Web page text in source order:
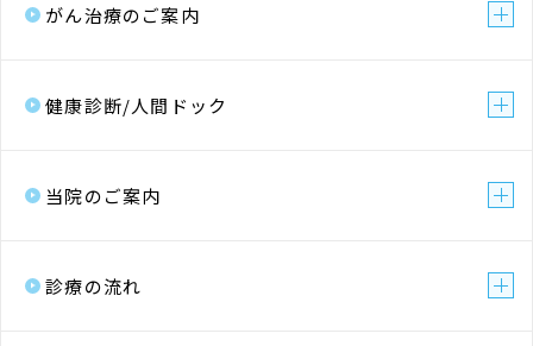
がん治療のご案内
健康診断/人間ドック
当院のご案内
診療の流れ